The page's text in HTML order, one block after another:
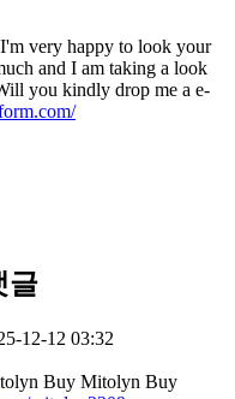
very happy to look your
and I am taking a look
you kindly drop me a e-
글
12-12 03:32
Buy Mitolyn Buy